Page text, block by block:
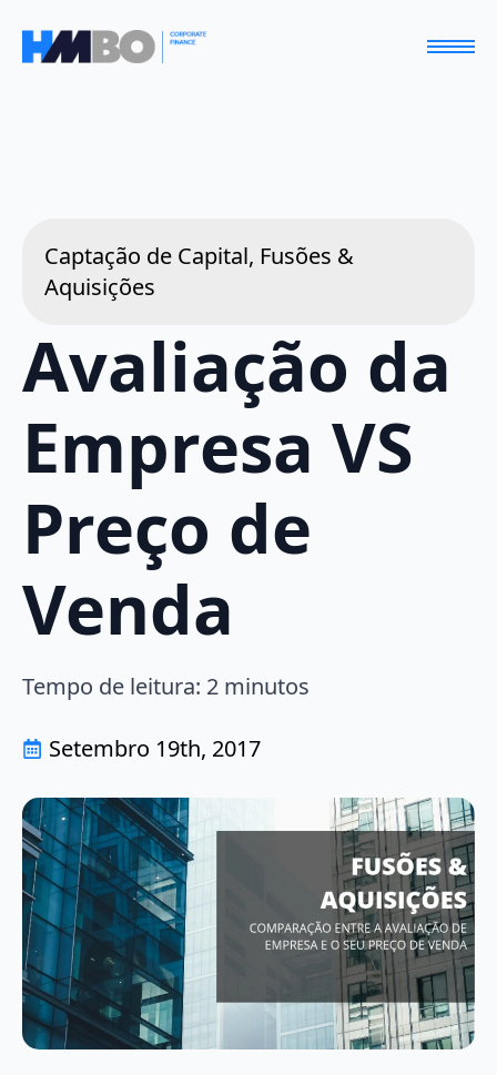
Captação de Capital, Fusões &
Aquisições
Avaliação da
Empresa VS
Preço de
Venda
Tempo de leitura: 2 minutos
Setembro 19th, 2017